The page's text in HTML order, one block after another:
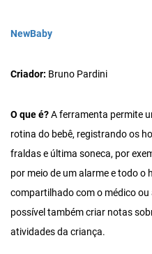
NewBaby
Criador: Bruno Pardini
O que é?A ferramenta permite
rotina do bebê, registrando os
fraldas e última soneca, por
por meio de um alarme e todo
compartilhado com o médico
possível também criar notas
atividades da criança.